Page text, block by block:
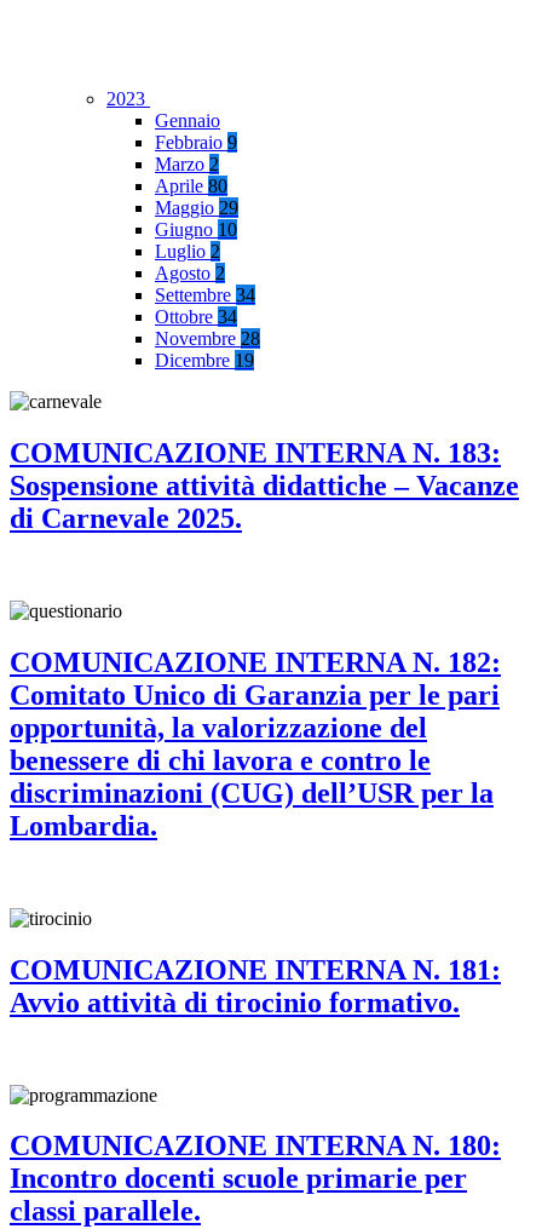
2023
Gennaio
Febbraio 9
Marzo 2
Aprile 80
Maggio 29
Giugno 10
Luglio 2
Agosto 2
Settembre 34
Ottobre 34
Novembre 28
Dicembre 19
COMUNICAZIONE INTERNA N. 183:
Sospensione attività didattiche – Vacanze
di Carnevale 2025.
COMUNICAZIONE INTERNA N. 182:
Comitato Unico di Garanzia per le pari
opportunità, la valorizzazione del
benessere di chi lavora e contro le
discriminazioni (CUG) dell’USR per la
Lombardia.
COMUNICAZIONE INTERNA N. 181:
Avvio attività di tirocinio formativo.
COMUNICAZIONE INTERNA N. 180:
Incontro docenti scuole primarie per
classi parallele.